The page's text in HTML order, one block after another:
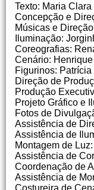
Texto: Maria
Concepção e
Músicas e
Iluminação:
Coreografias:
Cenário:
Figurinos:
Direção de
Produção
Projeto Gráfico e
Fotos de
Assistência de
Assistência de
Montagem de
Assistência de
Coordenação de
Assistência de
Costureira de